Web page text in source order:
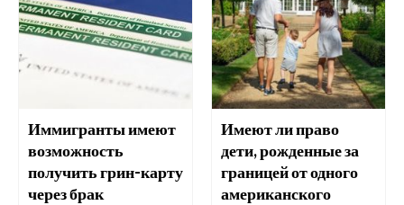
Иммигранты имеют
возможность
получить грин-карту
через брак
Имеют ли право
дети, рожденные за
границей от одного
американского